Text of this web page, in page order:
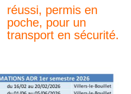
réussi, permis en
poche, pour un
transport en sécurité.